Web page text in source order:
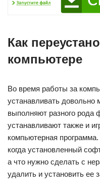
Как
компьютере
Во время работы за
устанавливать довольно
выполняют разного рода
устанавливают также и
компьютерная
когда установленный
а что нужно сделать с
удалить и установить ее